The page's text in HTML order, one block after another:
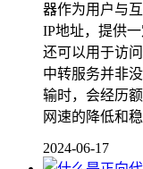
器作为用户与
IP地址，提供
还可以用于访
中转服务并非
输时，会经历
网速的降低和
2024-06-17